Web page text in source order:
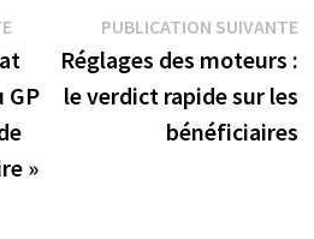
Publication
précédente :
GP
»
PUBLICATION SUIVANTE
Réglages des moteurs :
le verdict rapide sur les
bénéficiaires